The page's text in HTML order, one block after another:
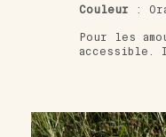
Couleur :
Pour les
accessible.